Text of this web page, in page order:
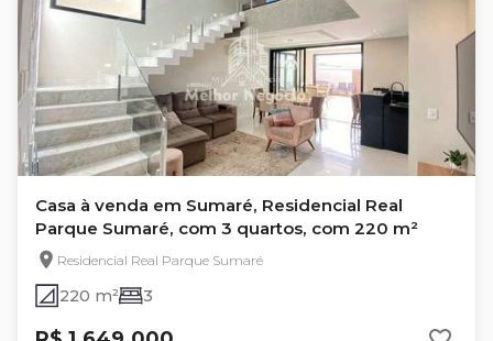
Casa à venda em Sumaré, Residencial Real
Parque Sumaré, com 3 quartos, com 220 m²
Residencial Real Parque Sumaré
220 m² 3